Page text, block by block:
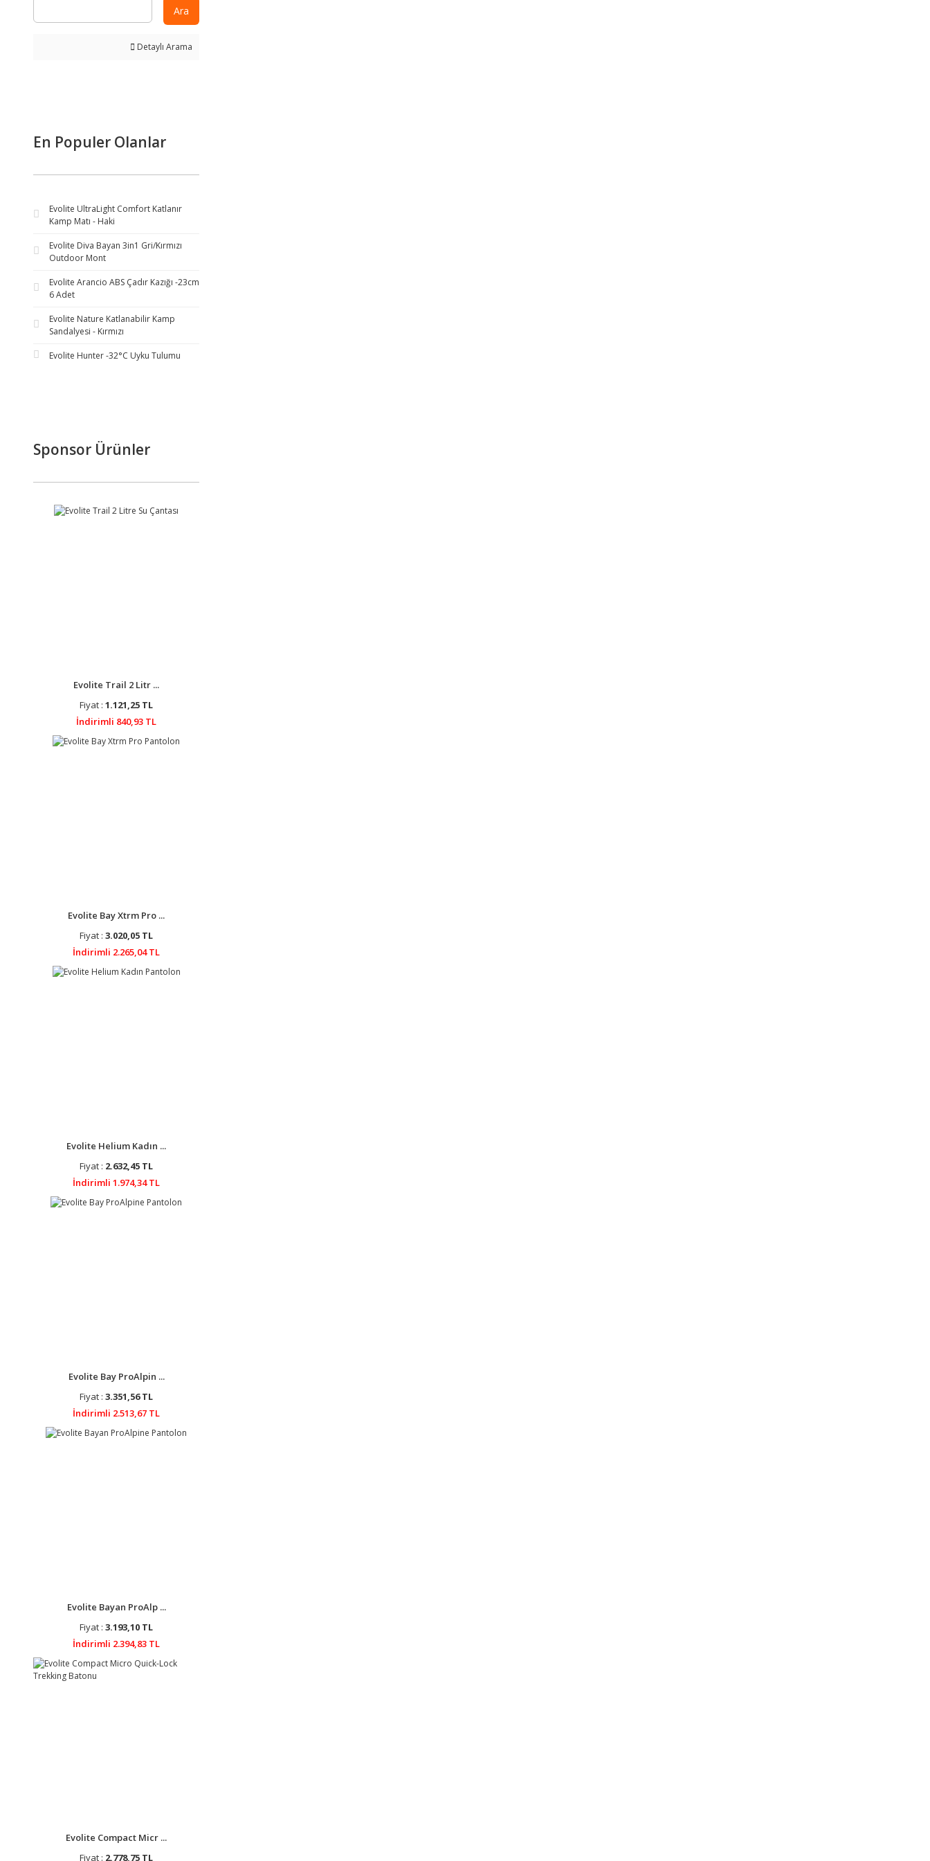
Ara
Detaylı Arama
En Populer Olanlar
Evolite UltraLight Comfort Katlanır
Kamp Matı - Haki
Evolite Diva Bayan 3in1 Gri/Kırmızı
Outdoor Mont
Evolite Arancio ABS Çadır Kazığı -23cm
6 Adet
Evolite Nature Katlanabilir Kamp
Sandalyesi - Kırmızı
Evolite Hunter -32°C Uyku Tulumu
Sponsor Ürünler
Evolite Trail 2 Litr ...
Fiyat : 1.121,25 TL
İndirimli 840,93 TL
Evolite Bay Xtrm Pro ...
Fiyat : 3.020,05 TL
İndirimli 2.265,04 TL
Evolite Helium Kadın ...
Fiyat : 2.632,45 TL
İndirimli 1.974,34 TL
Evolite Bay ProAlpin ...
Fiyat : 3.351,56 TL
İndirimli 2.513,67 TL
Evolite Bayan ProAlp ...
Fiyat : 3.193,10 TL
İndirimli 2.394,83 TL
Evolite Compact Micr ...
Fiyat : 2.778,75 TL